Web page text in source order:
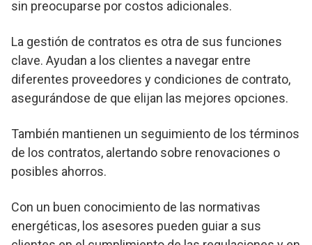
sin preocuparse por costos adicionales.
La gestión de contratos es otra de sus funciones
clave. Ayudan a los clientes a navegar entre
diferentes proveedores y condiciones de contrato,
asegurándose de que elijan las mejores opciones.
También mantienen un seguimiento de los términos
de los contratos, alertando sobre renovaciones o
posibles ahorros.
Con un buen conocimiento de las normativas
energéticas, los asesores pueden guiar a sus